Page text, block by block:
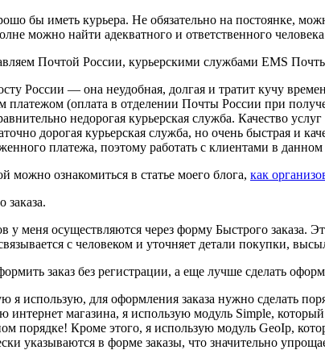
бы иметь курьера. Не обязательно на постоянке,
можно найти адекватного и ответственного
Почтой России, курьерскими службами EMS
России — она неудобная, долгая и тратит кучу
платежом (оплата в отделении Почты России при
недорогая курьерская служба. Качество
дорогая курьерская служба, но очень быстрая и
платежа, поэтому работать с клиентами в данном
можно ознакомиться в статье моего блога, как
заказа.
у меня осуществляются через форму Быстрого
с человеком и уточняет детали покупки,
заказ без регистрации, а еще лучше сделать
я использую, для оформления заказа нужно сделать
интернет магазина, я использую модуль Simple,
порядке! Кроме этого, я использую модуль GeoIp,
указываются в форме заказы, что значительно